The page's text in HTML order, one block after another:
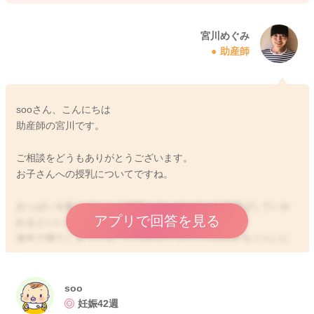
宮川めぐみ
助産師
sooさん、こんにちは
助産師の宮川です。
ご相談をどうもありがとうございます。
お子さんへの授乳についてですね。
おっぱいを飲んでもらう時間を少しずつでも今後伸ばしていか
れるといいと思いますよ。
途中で寝てしまっても、しっかりとワーワー泣かせるぐらいに
起こして、飲ませてあげていただけるといいと思います。
哺乳量も少しずつ稼げることになると思います。
なので全く無意味なことはないですが、体力も少しずつついて
アプリで回答を見る
soo
妊娠42週